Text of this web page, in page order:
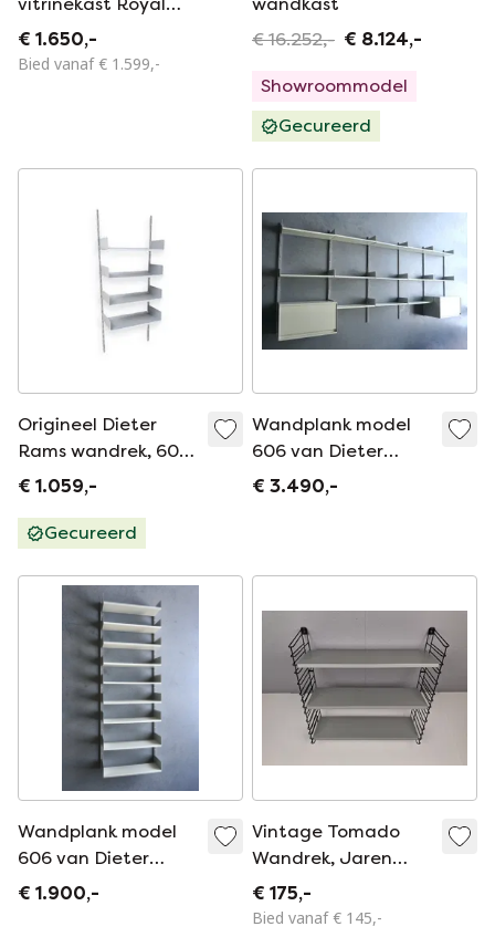
Shelf Teak
€ 1.650,-
Bied vanaf € 1.599,-
€ 16.252,- € 8.124,-
Showroommodel
Gecureerd
Origineel Dieter
Rams wandrek, 606
Vitsoe aluminium
€ 1.059,-
Gecureerd
Wandplank model
606 van Dieter
Rams voor Vitsoe,
€ 3.490,-
Wandplank model
606 van Dieter
Rams voor Vitsoe.
€ 1.900,-
Vintage Tomado
Wandrek, Jaren
50/60
€ 175,-
Bied vanaf € 145,-